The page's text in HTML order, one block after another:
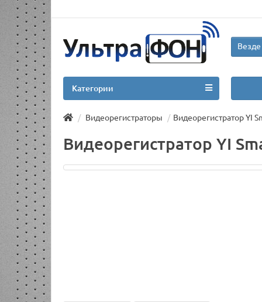
Везде
Категории
Видеорегистраторы Видеорегистратор YI
Видеорегистратор YI